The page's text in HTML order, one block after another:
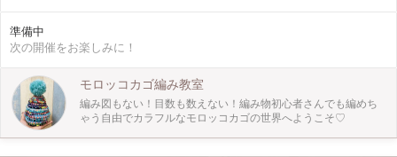
（過去にワークショップやキットでモロッコカゴを編んだことがある方）は応用
編としてポーチのレクチャーもできます。ご予約の際にポーチ希望とお知らせく
準備中
次の開催をお楽しみに！
モロッコカゴ編み教室
編み図もない！目数も数えない！編み物初心者さんでも編めち
ゃう自由でカラフルなモロッコカゴの世界へようこそ♡